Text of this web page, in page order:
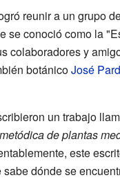
reunir a un grupo
se conoció como la
colaboradores y
botánicoJosé
un trabajo
de plantas
este
dónde se